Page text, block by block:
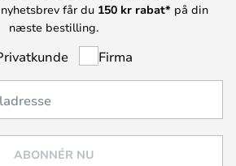
får du 150 kr rabat* på din
næste bestilling.
Firma
ABONNÉR NU